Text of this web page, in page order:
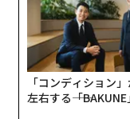
い……。そんな
リソースと航空会
急成長する「中食
冷凍国際線機
「コンディション
左右する――「